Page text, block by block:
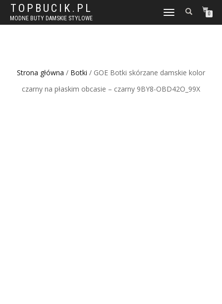
TOPBUCIK.PL
MODNE BUTY DAMSKIE STYLOWE
WŁĄCZ
NAWIGACJĘ
0
Strona główna / Botki / GOE Botki skórzane damskie kolor
czarny na płaskim obcasie – czarny 9BY8-OBD42O_99X